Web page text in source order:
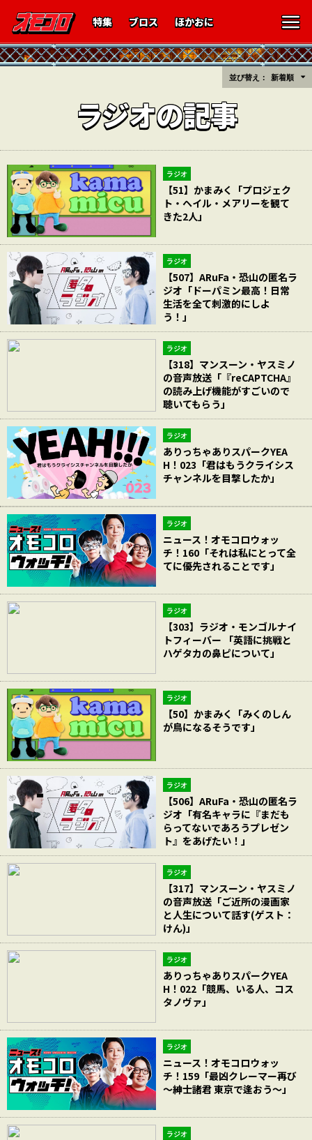
特集 ブロス ほかおに
ラジオの記事
並び替え： 新着順
ラジオ
【51】かまみく「プロジェク
ト・ヘイル・メアリーを観て
きた2人」
ラジオ
【507】ARuFa・恐山の匿名ラ
ジオ「ドーパミン最高！日常
生活を全て刺激的にしよ
う！」
ラジオ
【318】マンスーン・ヤスミノ
の音声放送「『reCAPTCHA』
の読み上げ機能がすごいので
聴いてもらう」
ラジオ
ありっちゃありスパークYEA
H！023「君はもうクライシス
チャンネルを目撃したか」
ラジオ
ニュース！オモコロウォッ
チ！160「それは私にとって全
てに優先されることです」
ラジオ
【303】ラジオ・モンゴルナイ
トフィーバー 「英語に挑戦と
ハゲタカの鼻ピについて」
ラジオ
【50】かまみく「みくのしん
が鳥になるそうです」
ラジオ
【506】ARuFa・恐山の匿名ラ
ジオ「有名キャラに『まだも
らってないであろうプレゼン
ト』をあげたい！」
ラジオ
【317】マンスーン・ヤスミノ
の音声放送「ご近所の漫画家
と人生について話す(ゲスト：
けん)」
ラジオ
ありっちゃありスパークYEA
H！022「競馬、いる人、コス
タノヴァ」
ラジオ
ニュース！オモコロウォッ
チ！159「最凶クレーマー再び
～紳士諸君 東京で逢おう～」
ラジオ